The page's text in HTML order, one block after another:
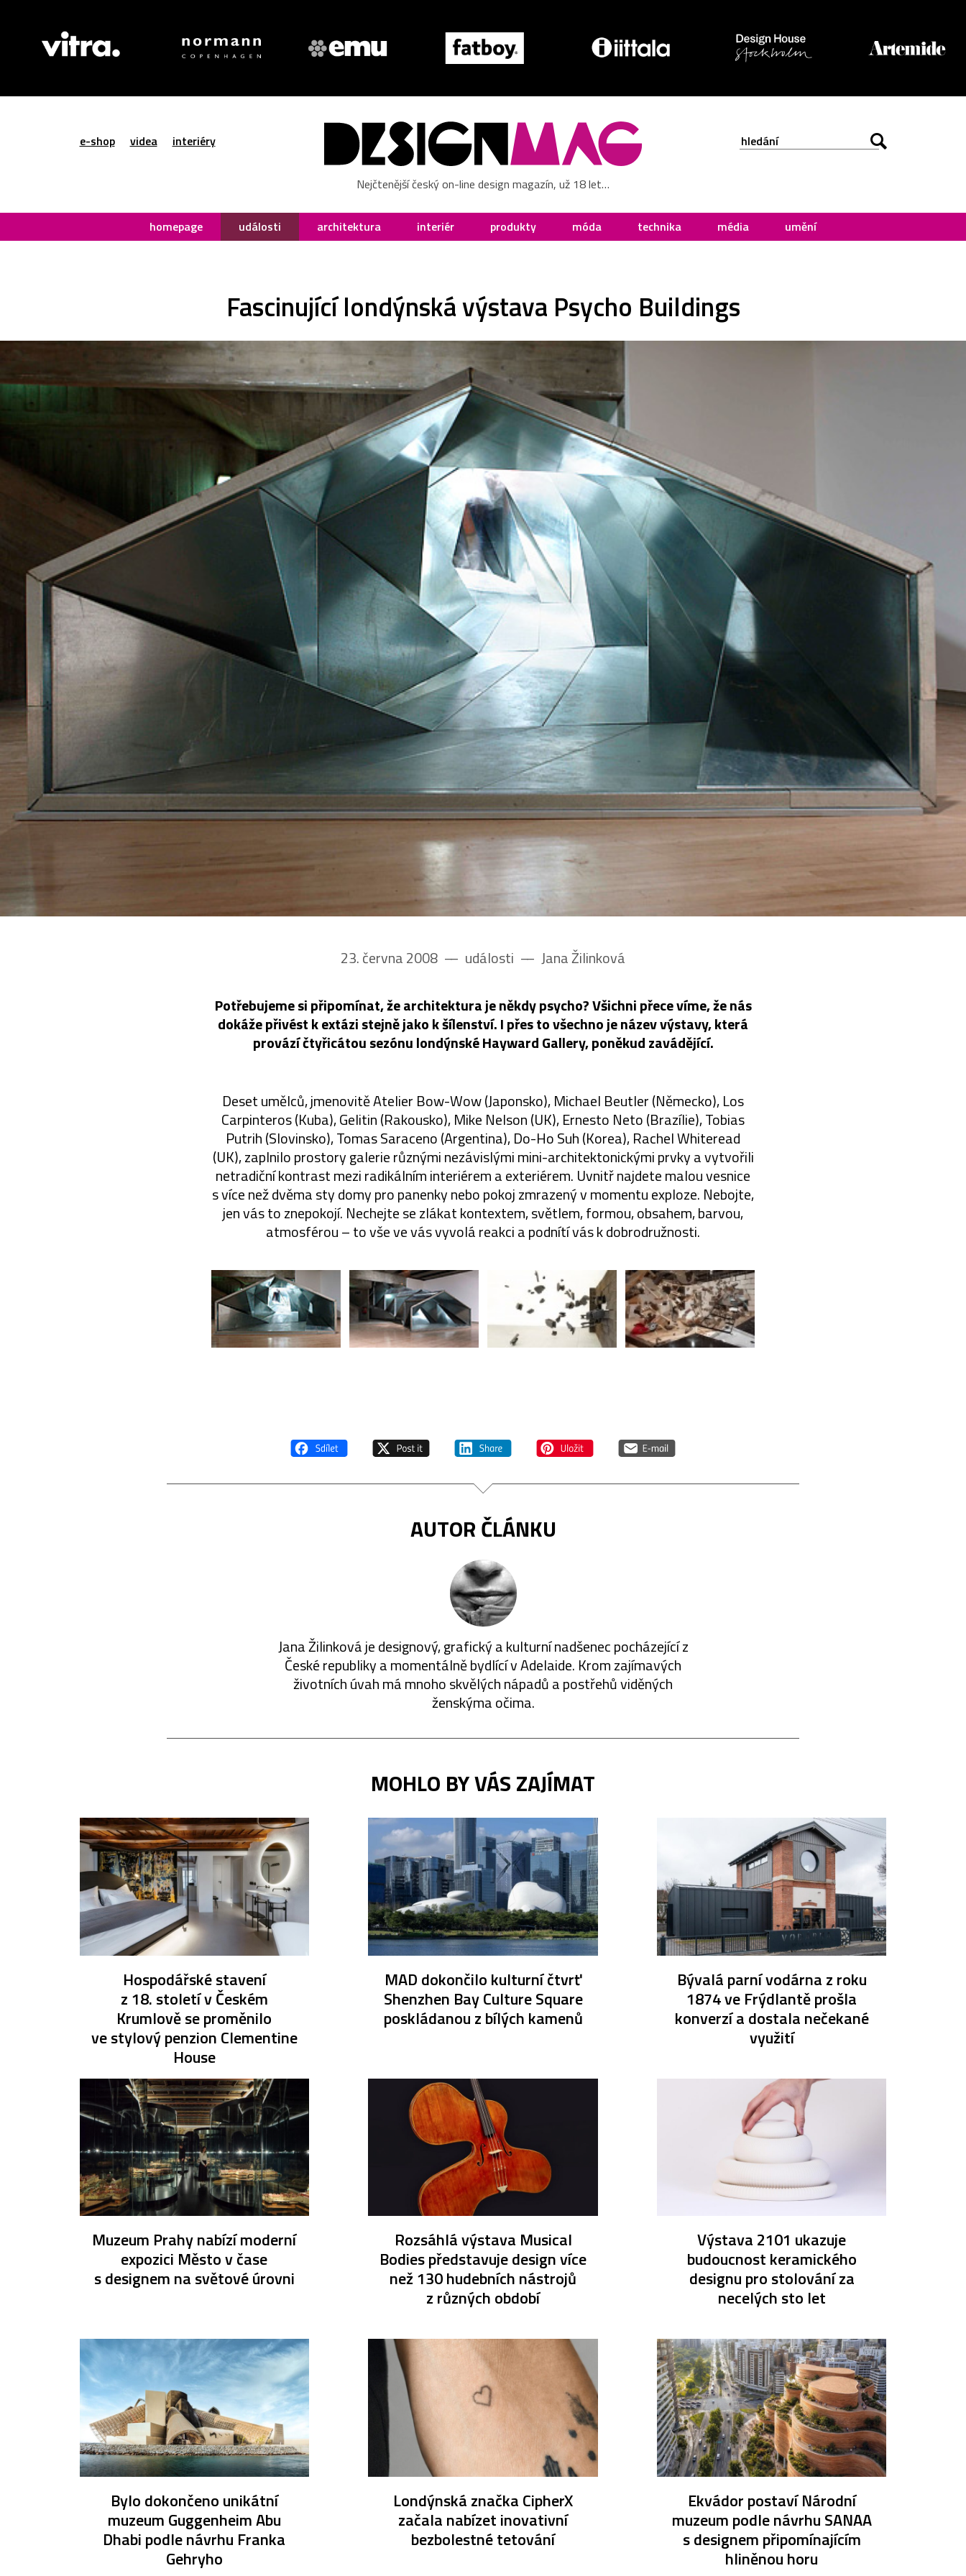
e-shop videa interiéry
Nejčtenější český on-line design magazín, už 18 let…
homepage události architektura interiér produkty móda technika média umění
Fascinující londýnská výstava Psycho Buildings
23. června 2008 –– události –– Jana Žilinková
Potřebujeme si připomínat, že architektura je někdy psycho? Všichni přece víme, že nás
dokáže přivést k extázi stejně jako k šílenství. I přes to všechno je název výstavy, která
provází čtyřicátou sezónu londýnské Hayward Gallery, poněkud zavádějící.
Deset umělců, jmenovitě Atelier Bow-Wow (Japonsko), Michael Beutler (Německo), Los
Carpinteros (Kuba), Gelitin (Rakousko), Mike Nelson (UK), Ernesto Neto (Brazílie), Tobias
Putrih (Slovinsko), Tomas Saraceno (Argentina), Do-Ho Suh (Korea), Rachel Whiteread
(UK), zaplnilo prostory galerie různými nezávislými mini-architektonickými prvky a vytvořili
netradiční kontrast mezi radikálním interiérem a exteriérem. Uvnitř najdete malou vesnice
s více než dvěma sty domy pro panenky nebo pokoj zmrazený v momentu exploze. Nebojte,
jen vás to znepokojí. Nechejte se zlákat kontextem, světlem, formou, obsahem, barvou,
atmosférou – to vše ve vás vyvolá reakci a podnítí vás k dobrodružnosti.
AUTOR ČLÁNKU
Jana Žilinková je designový, grafický a kulturní nadšenec pocházející z
České republiky a momentálně bydlící v Adelaide. Krom zajímavých
životních úvah má mnoho skvělých nápadů a postřehů viděných
ženskýma očima.
MOHLO BY VÁS ZAJÍMAT
Hospodářské stavení
z 18. století v Českém
Krumlově se proměnilo
ve stylový penzion Clementine
House
MAD dokončilo kulturní čtvrť
Shenzhen Bay Culture Square
poskládanou z bílých kamenů
Bývalá parní vodárna z roku
1874 ve Frýdlantě prošla
konverzí a dostala nečekané
využití
Muzeum Prahy nabízí moderní
expozici Město v čase
s designem na světové úrovni
Rozsáhlá výstava Musical
Bodies představuje design více
než 130 hudebních nástrojů
z různých období
Výstava 2101 ukazuje
budoucnost keramického
designu pro stolování za
necelých sto let
Bylo dokončeno unikátní
muzeum Guggenheim Abu
Dhabi podle návrhu Franka
Gehryho
Londýnská značka CipherX
začala nabízet inovativní
bezbolestné tetování
Ekvádor postaví Národní
muzeum podle návrhu SANAA
s designem připomínajícím
hliněnou horu